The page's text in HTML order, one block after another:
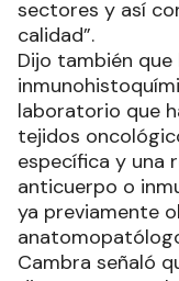
sectores y así
calidad”.
Dijo también
laboratorio que
tejidos
específica y una
anticuerpo o
ya previamente
Cambra señaló